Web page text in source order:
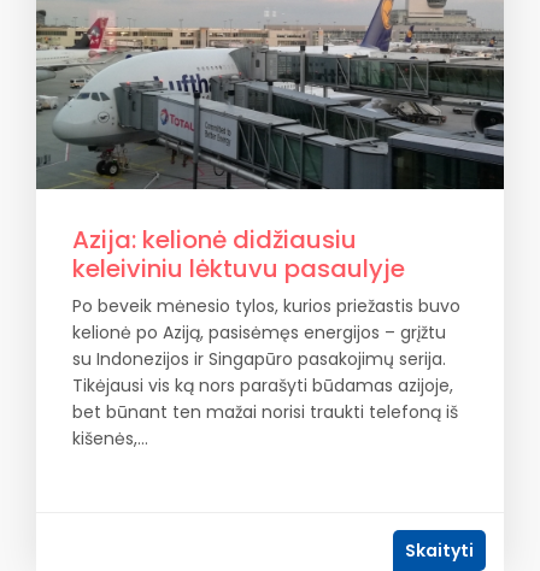
Azija: kelionė didžiausiu
keleiviniu lėktuvu pasaulyje
Po beveik mėnesio tylos, kurios priežastis buvo
kelionė po Aziją, pasisėmęs energijos – grįžtu
su Indonezijos ir Singapūro pasakojimų serija.
Tikėjausi vis ką nors parašyti būdamas azijoje,
bet būnant ten mažai norisi traukti telefoną iš
kišenės,…
Skaityti